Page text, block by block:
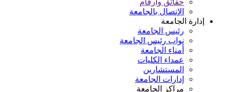
الإتصال بالجامعة
إدارة الجامعة
رئيس الجامعة
نواب رئيس الجامعة
أمناء الجامعة
عمداء الكليات
المستشارين
إدارات الجامعة
مراكز الجامعة